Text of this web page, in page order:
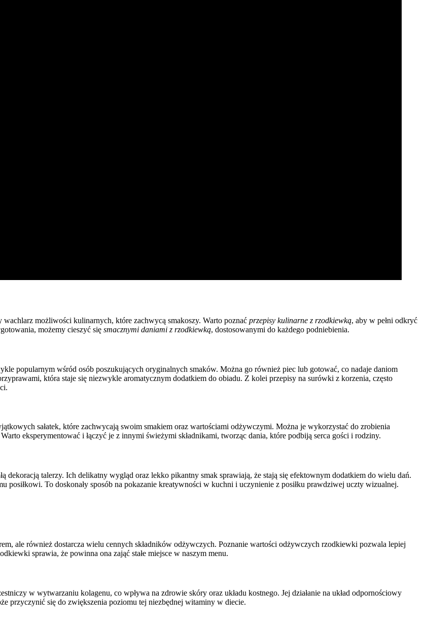
możliwości kulinarnych, które zachwycą smakoszy. Warto poznać przepisy kulinarne z rzodkiewką, aby w pełni odkryć
możemy cieszyć się smacznymi daniami z rzodkiewką, dostosowanymi do każdego podniebienia.
popularnym wśród osób poszukujących oryginalnych smaków. Można go również piec lub gotować, co nadaje daniom
która staje się niezwykle aromatycznym dodatkiem do obiadu. Z kolei przepisy na surówki z korzenia, często
sałatek, które zachwycają swoim smakiem oraz wartościami odżywczymi. Można je wykorzystać do zrobienia
eksperymentować i łączyć je z innymi świeżymi składnikami, tworząc dania, które podbiją serca gości i rodziny.
dekoracją talerzy. Ich delikatny wygląd oraz lekko pikantny smak sprawiają, że stają się efektownym dodatkiem do wielu dań.
posiłkowi. To doskonały sposób na pokazanie kreatywności w kuchni i uczynienie z posiłku prawdziwej uczty wizualnej.
ale również dostarcza wielu cennych składników odżywczych. Poznanie wartości odżywczych rzodkiewki pozwala lepiej
sprawia, że powinna ona zająć stałe miejsce w naszym menu.
w wytwarzaniu kolagenu, co wpływa na zdrowie skóry oraz układu kostnego. Jej działanie na układ odpornościowy
przyczynić się do zwiększenia poziomu tej niezbędnej witaminy w diecie.